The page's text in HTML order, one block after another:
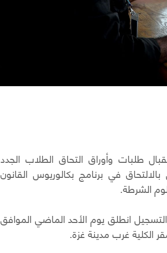
طلبات وأوراق التحاق الطلاب الجدد
للعام الدراسي 2023-2024 م، والراغبين بالالتحاق في برنامج بكالوريوس القانون
الشرطة.
انطلق يوم الأحد الماضي الموافق